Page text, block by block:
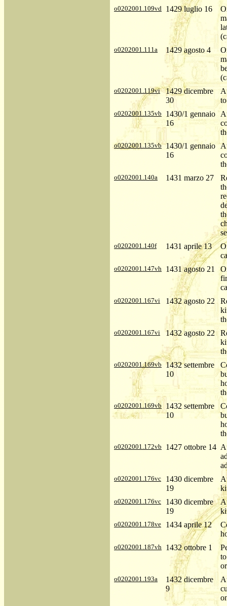
o0202001.109vd 1429 luglio 16
o0202001.111a 1429 agosto 4
o0202001.119vi
1429 dicembre
30
o0202001.135vb
1430/1 gennaio
16
o0202001.135vb 1430/1 gennaio
16
o0202001.140a 1431 marzo 27
o0202001.140f 1431 aprile 13
o0202001.147vh 1431 agosto 21
o0202001.167vi 1432 agosto 22
o0202001.167vi 1432 agosto 22
o0202001.169vb 1432 settembre
10
o0202001.169vb
1432 settembre
10
o0202001.172vb 1427 ottobre 14
o0202001.176vc
1430 dicembre
19
o0202001.176vc
1430 dicembre
19
o0202001.178ve 1434 aprile 12
o0202001.187vh 1432 ottobre 1
o0202001.193a
1432 dicembre
9